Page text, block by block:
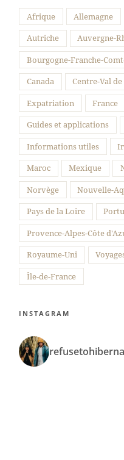
Afrique Allemagne
Autriche Auvergne-
Bourgogne-Franche-
Canada Centre-Val
Expatriation France
Guides et applications
Informations utiles
Maroc Mexique
Norvège Nouvelle-
Pays de la Loire
Provence-Alpes-Côte
Royaume-Uni
Île-de-France
INSTAGRAM